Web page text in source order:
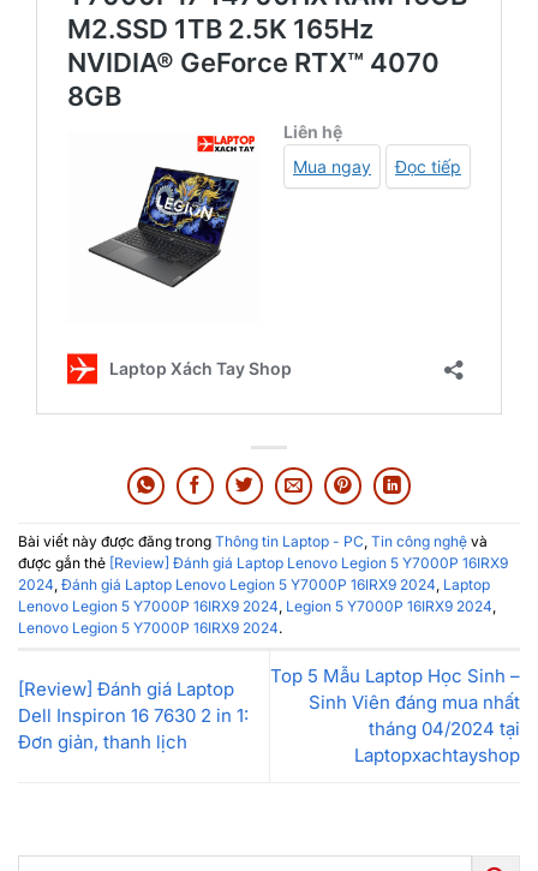
Bài viết này được đăng trong Thông tin Laptop - PC Tin công nghệ và
được gắn thẻ [Review] Đánh giá Laptop Lenovo Legion 5 Y7000P 16IRX9
2024 Đánh giá Laptop Lenovo Legion 5 Y7000P 16IRX9 2024 Laptop
Lenovo Legion 5 Y7000P 16IRX9 2024 Legion 5 Y7000P 16IRX9 2024
Lenovo Legion 5 Y7000P 16IRX9 2024.
[Review] Đánh giá Laptop
Dell Inspiron 16 7630 2 in 1:
Đơn giản, thanh lịch
Top 5 Mẫu Laptop Học Sinh –
Sinh Viên đáng mua nhất
tháng 04/2024 tại
Laptopxachtayshop